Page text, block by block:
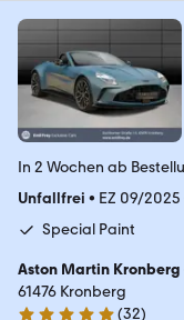
In 2 Wochen ab
Unfallfrei • EZ 09/2025
Special Paint
Aston Martin Kronberg
GmbH
61476 Kronberg
(32)